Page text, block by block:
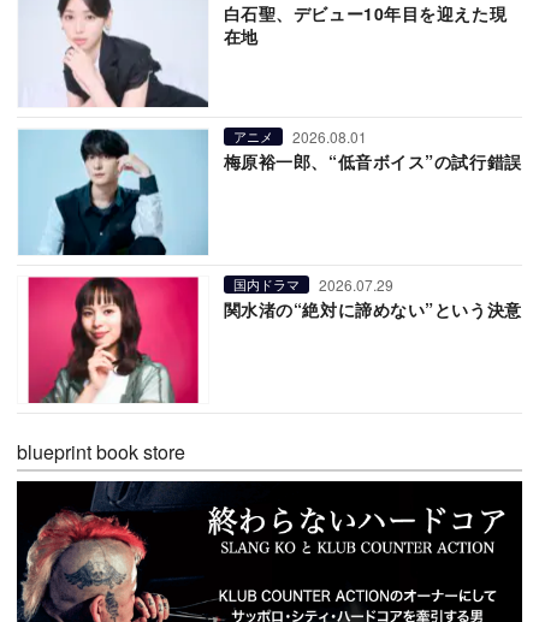
白石聖、デビュー10年目を迎えた現
在地
アニメ 2026.08.01
梅原裕一郎、“低音ボイス”の試行錯誤
国内ドラマ 2026.07.29
関水渚の“絶対に諦めない”という決意
blueprint book store